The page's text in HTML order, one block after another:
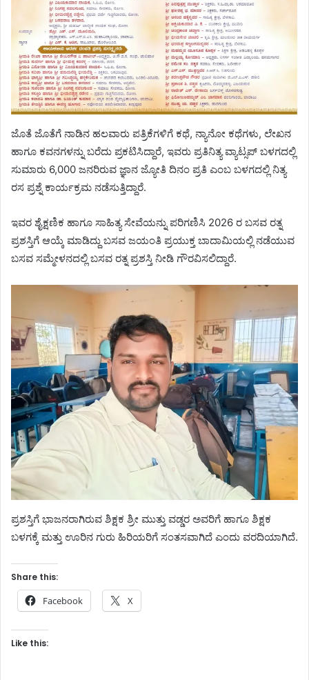
ಜೊತೆ ಜೊತೆಗೆ ನಾಡಿನ ಹಲವಾರು ಪತ್ರಿಕೆಗಳಿಗೆ ಕಥೆ, ನ್ಯಾನೋ ಕಥೆಗಳು, ಲೇಖನ
ಹಾಗೂ ಕವನಗಳನ್ನು ಬರೆದು ಪ್ರಕಟಿಸಿದ್ದಾರೆ, ಇವರು ಪ್ರತಿನಿತ್ಯ ವ್ಯಾಟ್ಸಪ್ ಬಳಗದಲ್ಲಿ
ಸುಮಾರು 6,000 ಜನರಿರುವ ಜ್ಞಾನ ಜ್ಯೋತಿ ದಿನಂ ಪ್ರತಿ ಎಂಬ ಬಳಗದಲ್ಲಿ ನಿತ್ಯ
ರಸ ಪ್ರಶ್ನೆ ಕಾರ್ಯಕ್ರಮ ನಡೆಸುತ್ತಿದ್ದಾರೆ.
ಇವರ ಶೈಕ್ಷಣಿಕ ಹಾಗೂ ಸಾಹಿತ್ಯ ಸೇವೆಯನ್ನು ಪರಿಗಣಿಸಿ 2026 ರ ಬಸವ ರತ್ನ
ಪ್ರಶಸ್ತಿಗೆ ಆಯ್ಕೆ ಮಾಡಿದ್ದು ಬಸವ ಜಯಂತಿ ಪ್ರಯುಕ್ತ ಬಾದಾಮಿಯಲ್ಲಿ ನಡೆಯುವ
ಬಸವ ಸಮ್ಮೇಳನದಲ್ಲಿ ಬಸವ ರತ್ನ ಪ್ರಶಸ್ತಿ ನೀಡಿ ಗೌರವಿಸಲಿದ್ದಾರೆ.
ಪ್ರಶಸ್ತಿಗೆ ಭಾಜನರಾಗಿರುವ ಶಿಕ್ಷಕ ಶ್ರೀ ಮುತ್ತು ವಡ್ಡರ ಅವರಿಗೆ ಹಾಗೂ ಶಿಕ್ಷಕ
ಬಳಗಕ್ಕೆ ಮತ್ತು ಊರಿನ ಗುರು ಹಿರಿಯರಿಗೆ ಸಂತಸವಾಗಿದೆ ಎಂದು ವರದಿಯಾಗಿದೆ.
Share this:
Facebook X
Like this: